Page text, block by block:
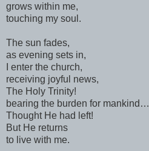
grows within me,
touching my soul.
The sun fades,
as evening sets in,
I enter the church,
receiving joyful news,
The Holy Trinity!
bearing the burden for mankind…
Thought He had left!
But He returns
to live with me.